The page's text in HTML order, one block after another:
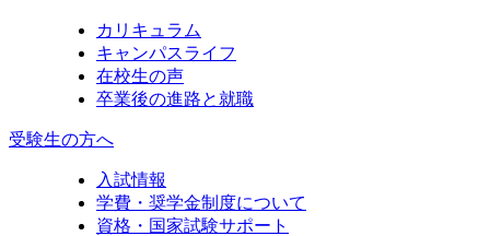
カリキュラム
キャンパスライフ
在校生の声
卒業後の進路と就職
受験生の方へ
入試情報
学費・奨学金制度について
資格・国家試験サポート